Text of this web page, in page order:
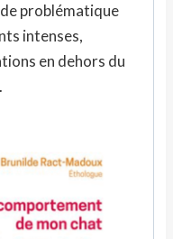
problématique
intenses,
en dehors du